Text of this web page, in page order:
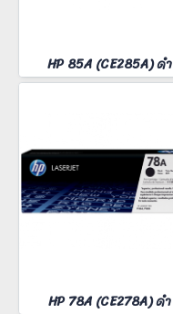
HP 85A (CE285A) ดำ
HP 78A (CE278A) ดำ